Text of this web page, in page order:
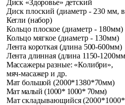
Диск «Здоровье» детский
Диск плоский (диаметр - 230 мм,
Кегли (набор)
Кольцо плоское (диаметр - 180мм)
Кольцо мягкое (диаметр - 130мм)
Лента короткая (длина 500-600мм)
Лента длинная (длина 1150-
Массажеры разные: «Колибри»,
мяч-масажер и др.
Мат большой (2000*1380*70мм)
Мат малый (1000* 1000* 70мм)
Мат складывающийся